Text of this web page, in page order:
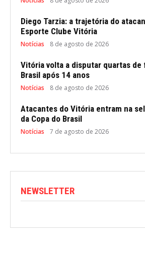
Diego Tarzia: a trajetória do
Esporte Clube Vitória
Notícias 8 de agosto de 2026
Vitória volta a disputar quartas de
Brasil após 14 anos
Notícias 8 de agosto de 2026
Atacantes do Vitória entram na
da Copa do Brasil
Notícias 7 de agosto de 2026
NEWSLETTER